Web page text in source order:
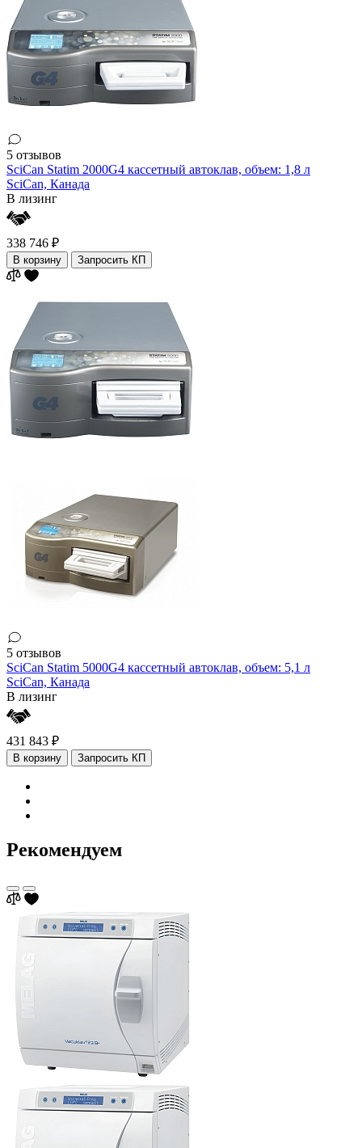
5 отзывов
SciCan Statim 2000G4 кассетный автоклав, объем: 1,8 л
SciCan, Канада
В лизинг
338 746 ₽
В корзину Запросить КП
5 отзывов
SciCan Statim 5000G4 кассетный автоклав, объем: 5,1 л
SciCan, Канада
В лизинг
431 843 ₽
В корзину Запросить КП
Рекомендуем